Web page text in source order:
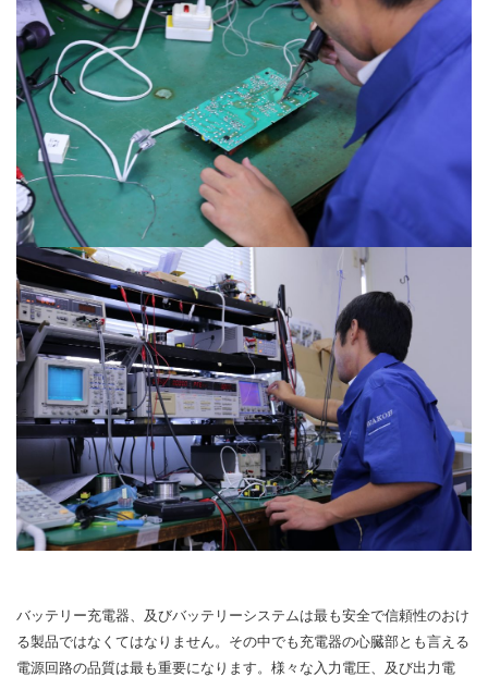
バッテリー充電器、及びバッテリーシステムは最も安全で信頼性のおけ
る製品ではなくてはなりません。その中でも充電器の心臓部とも言える
電源回路の品質は最も重要になります。様々な入力電圧、及び出力電